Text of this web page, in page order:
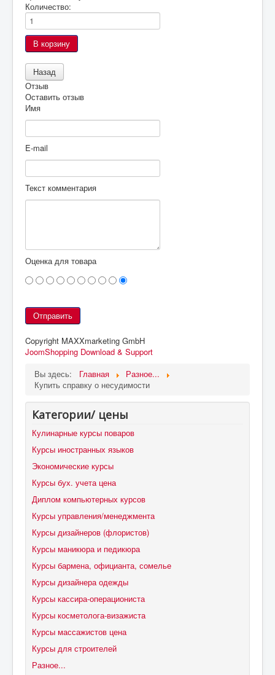
Количество:
Отзыв
Оставить отзыв
Имя
E-mail
Текст комментария
Оценка для товара
Copyright MAXXmarketing GmbH
JoomShopping Download & Support
Вы здесь:
Главная
Разное...
Купить справку о несудимости
Категории/ цены
Кулинарные курсы поваров
Курсы иностранных языков
Экономические курсы
Курсы бух. учета цена
Диплом компьютерных курсов
Курсы управления/менеджмента
Курсы дизайнеров (флористов)
Курсы маникюра и педикюра
Курсы бармена, официанта, сомелье
Курсы дизайнера одежды
Курсы кассира-операциониста
Курсы косметолога-визажиста
Курсы массажистов цена
Курсы для строителей
Разное...